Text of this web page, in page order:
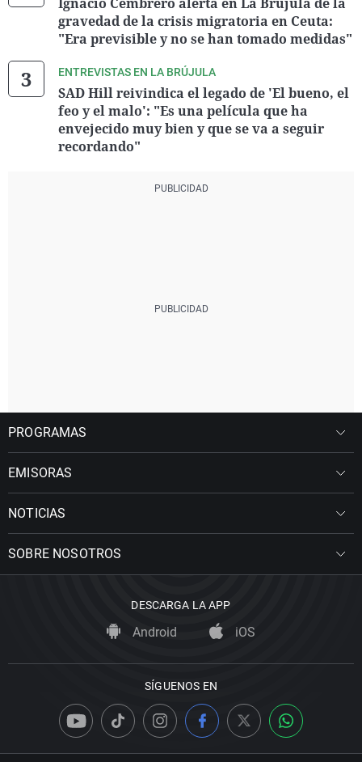
gravedad de la crisis migratoria en Ceuta:
"Era previsible y no se han tomado medidas"
ENTREVISTAS EN LA BRÚJULA
SAD Hill reivindica el legado de 'El bueno, el
feo y el malo': "Es una película que ha
envejecido muy bien y que se va a seguir
recordando"
PROGRAMAS
EMISORAS
NOTICIAS
SOBRE NOSOTROS
DESCARGA LA APP
Android iOS
SÍGUENOS EN